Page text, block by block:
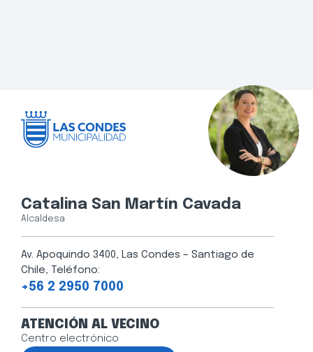
Catalina San Martín Cavada
Alcaldesa
Av. Apoquindo 3400, Las Condes – Santiago de
Chile, Teléfono:
+56 2 2950 7000
ATENCIÓN AL VECINO
Centro electrónico